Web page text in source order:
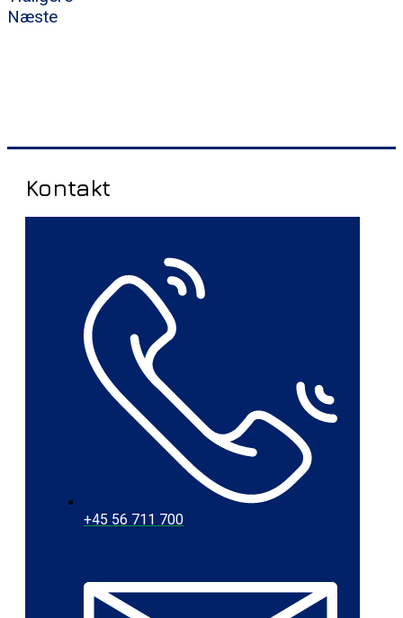
Næste
Kontakt
+45 56 711 700